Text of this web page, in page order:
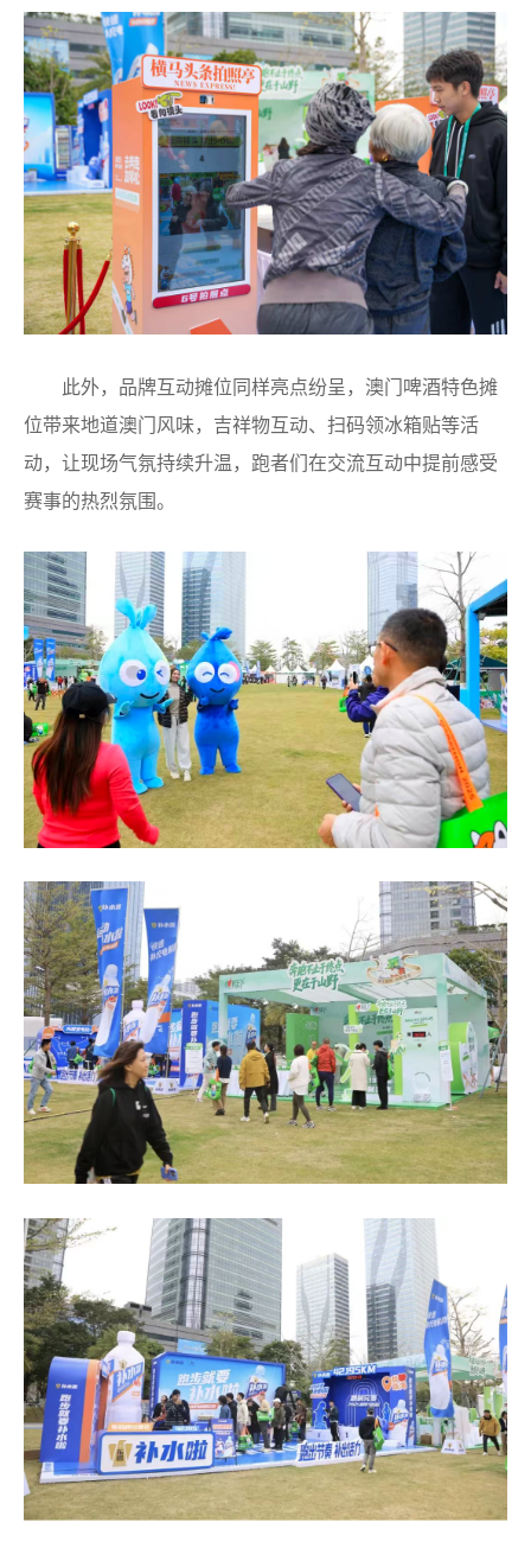
此外，品牌互动摊位同样亮点纷呈，澳门啤酒特色摊
位带来地道澳门风味，吉祥物互动、扫码领冰箱贴等活
动，让现场气氛持续升温，跑者们在交流互动中提前感受
赛事的热烈氛围。